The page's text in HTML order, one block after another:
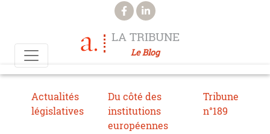
Aller au contenu principal
LA TRIBUNE
Le Blog
Actualités
législatives
Du côté des
institutions
européennes
Tribune
n°189